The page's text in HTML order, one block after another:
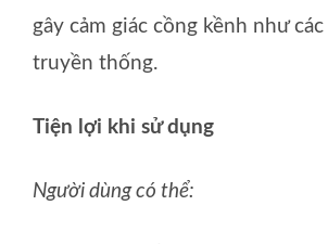
gây cảm giác cồng kềnh như
truyền thống.
Tiện lợi khi sử dụng
Người dùng có thể: